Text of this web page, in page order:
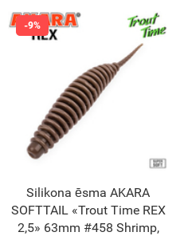
Silikona ēsma AKARA
SOFTTAIL «Trout Time REX
2,5» 63mm #458 Shrimp,